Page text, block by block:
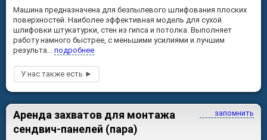
Машина предназначена для безпылевого шлифования плоских
поверхностей. Наиболее эффективная модель для сухой
шлифовки штукатурки, стен из гипса и потолка. Выполняет
работу намного быстрее, с меньшими усилиями и лучшим
результа... подробнее
запомнить
Аренда захватов для монтажа
сендвич-панелей (пара)